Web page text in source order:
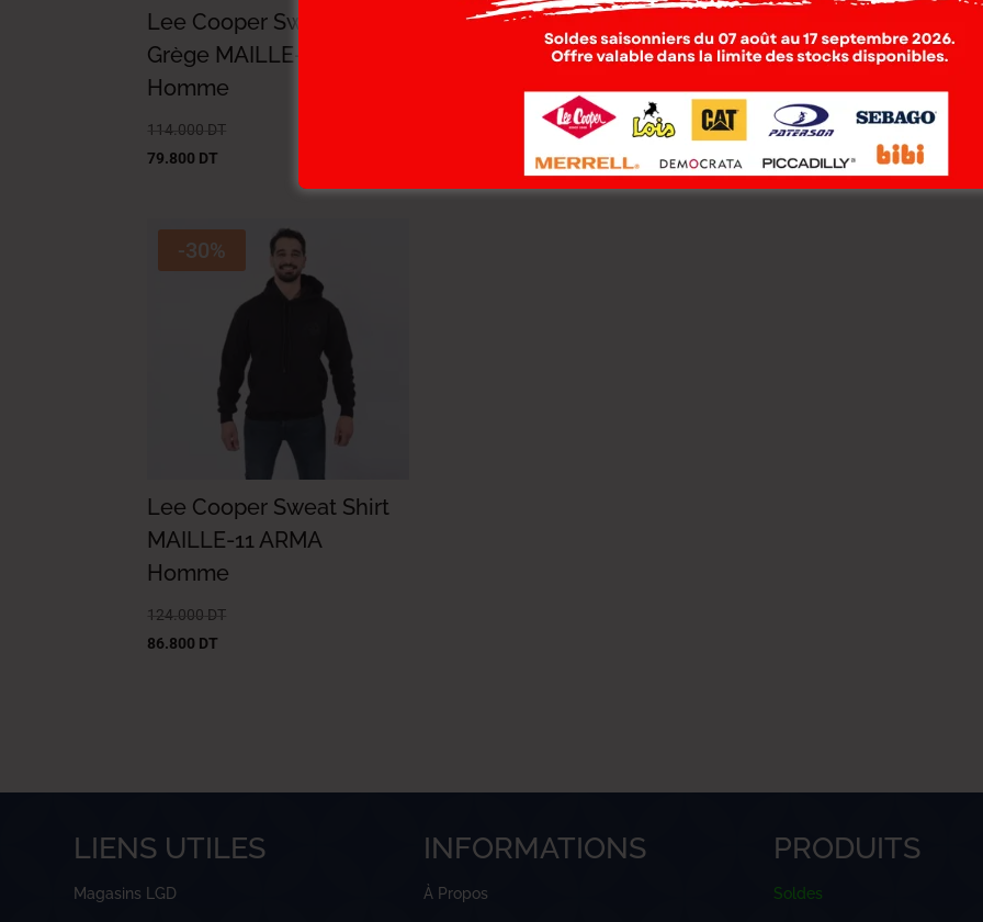
Lee Cooper Sweat Shirt
Grège MAILLE-02 BONDI
Homme
114.000 DT
79.800 DT
Lee Cooper Sweat Shirt
MAILLE-01 ARMA
Homme
MAILLE-10 BONDI
Homme
114.000DT
79.800DT
-30%
Lee Cooper Sweat Shirt
MAILLE-11 ARMA
Homme
124.000 DT
86.800 DT
LIENS UTILES
Magasins LGD
INFORMATIONS
À Propos
PRODUITS
Soldes